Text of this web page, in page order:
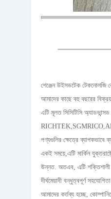
শেঞ্জেন উইসডটেক টেকনোলজি
আমাদের কাছে বহু বছরের বিক্রয়
এটি মূলত সিসিটিসি অ্যাডভান্সড
পণ্যগুলির ক্ষেত্রে ব্যাপকভাবে
একই সময়ে,এটি মার্কিন
উন্নত. অতএব, এটি শক্তিশালী
দীর্ঘমেয়াদী বন্ধুত্বপূর্ণ
আমাদের কর্তব্য হচ্ছে,